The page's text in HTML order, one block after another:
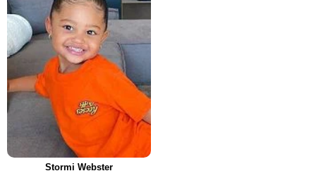
Stormi Webster